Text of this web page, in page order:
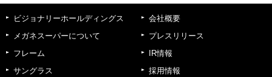
ビジョナリーホールディングス
メガネスーパーについて
フレーム
サングラス
会社概要
プレスリリース
IR情報
採用情報